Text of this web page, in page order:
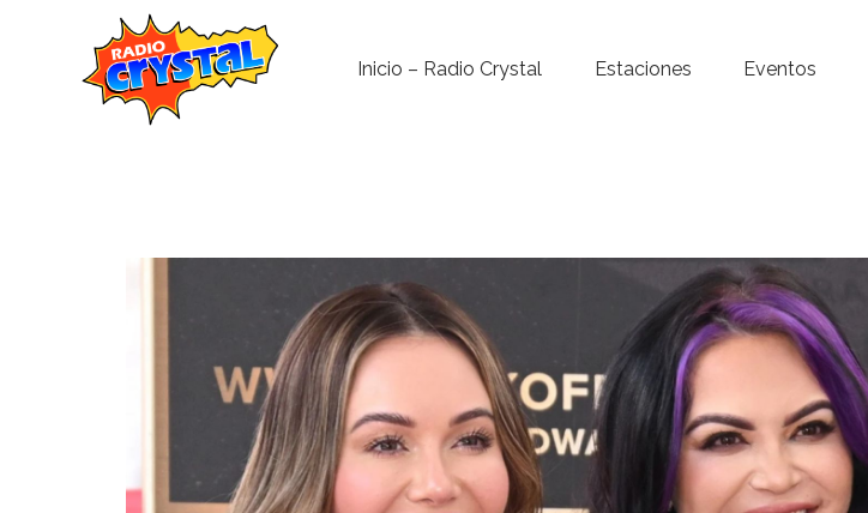
Inicio – Radio Crystal Estaciones Eventos
Noticias
Para ti
Contacto